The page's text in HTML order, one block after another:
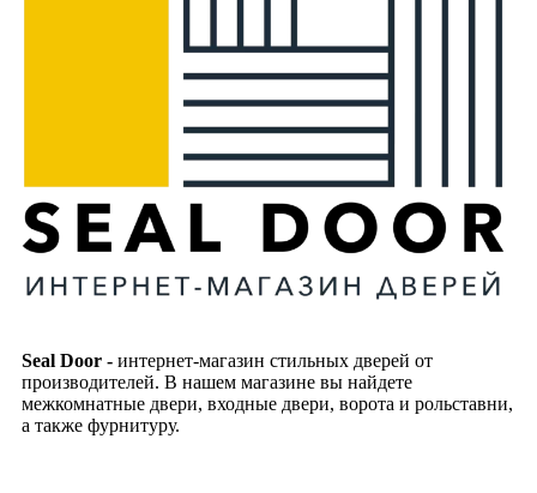
Seal Door - интернет-магазин стильных дверей от
производителей. В нашем магазине вы найдете
межкомнатные двери, входные двери, ворота и рольставни,
а также фурнитуру.